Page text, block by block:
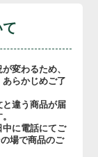
変わるため、
らかじめご了
違う商品が届
に電話にてご
場で商品のご